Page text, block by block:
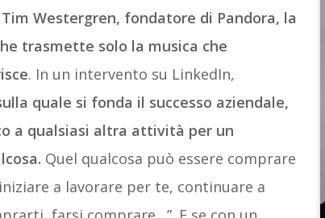
Tim Westergren, fondatore di Pandora, la
trasmette solo la musica che
. In un intervento su LinkedIn,
quale si fonda il successo aziendale,
a qualsiasi altra attività per un
Quel qualcosa può essere comprare
a lavorare per te, continuare a